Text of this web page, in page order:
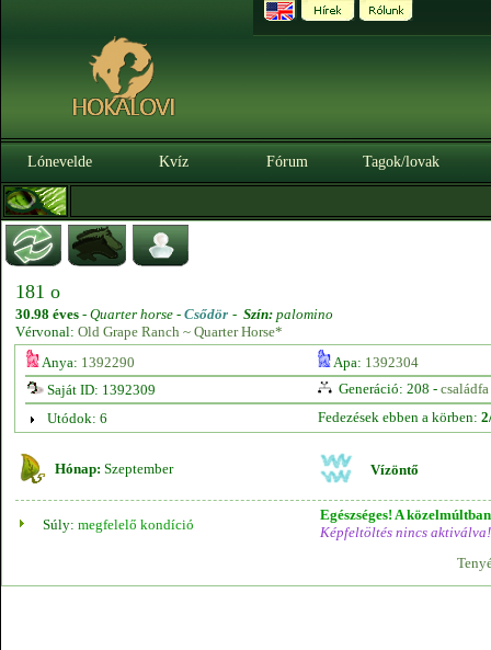
Lónevelde Kvíz Fórum Tagok/lovak
181 o
30.98 éves - Quarter horse - Csődör - Szín: palomino
Vérvonal: Old Grape Ranch ~ Quarter Horse*
Anya: 1392290 Apa: 1392304
Saját ID: 1392309
Generáció: 208 - családfa
Utódok: 6
Fedezések ebben a körben:
Hónap: Szeptember Vízöntő
Súly: megfelelő kondíció
Egészséges! A
Képfeltöltés nincs aktiválva!